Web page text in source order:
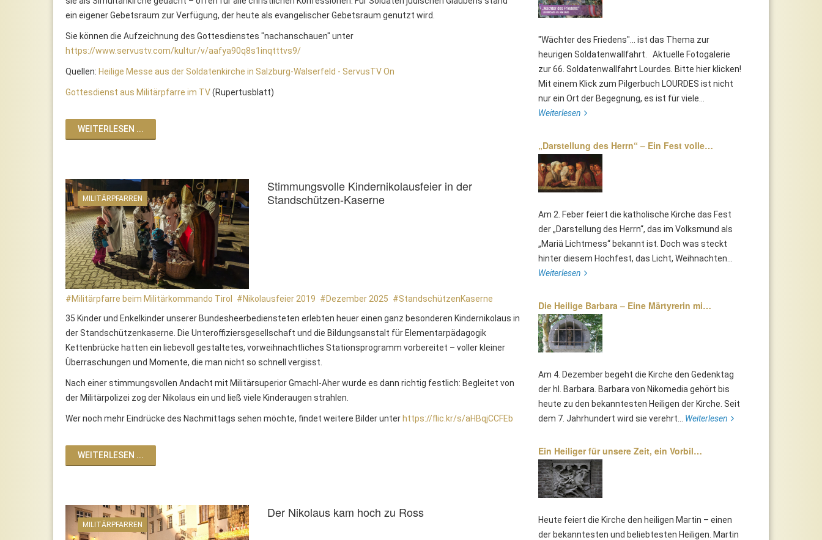
ein eigener Gebetsraum zur Verfügung, der heute als evangelischer Gebetsraum genutzt wird.
Sie können die Aufzeichnung des Gottesdienstes "nachanschauen" unter
https://www.servustv.com/kultur/v/aafya90q8s1inqtttvs9/
Quellen: Heilige Messe aus der Soldatenkirche in Salzburg-Walserfeld - ServusTV On
Gottesdienst aus Militärpfarre im TV(Rupertusblatt)
WEITERLESEN ...
MILITÄRPFARREN
Stimmungsvolle Kindernikolausfeier in der
Standschützen-Kaserne
Militärpfarre beim Militärkommando Tirol Nikolausfeier 2019 Dezember 2025
StandschützenKaserne
35 Kinder und Enkelkinder unserer Bundesheerbediensteten erlebten heuer einen ganz besonderen Kindernikolaus in
der Standschützenkaserne. Die Unteroffiziersgesellschaft und die Bildungsanstalt für Elementarpädagogik
Kettenbrücke hatten ein liebevoll gestaltetes, vorweihnachtliches Stationsprogramm vorbereitet – voller kleiner
Überraschungen und Momente, die man nicht so schnell vergisst.
Nach einer stimmungsvollen Andacht mit Militärsuperior Gmachl-Aher wurde es dann richtig festlich: Begleitet von
der Militärpolizei zog der Nikolaus ein und ließ viele Kinderaugen strahlen.
Wer noch mehr Eindrücke des Nachmittags sehen möchte, findet weitere Bilder unter https://flic.kr/s/aHBqjCCFEb
WEITERLESEN ...
MILITÄRPFARREN
Der Nikolaus kam hoch zu Ross
"Wächter des Friedens"... ist das Thema zur
heurigen Soldatenwallfahrt. Aktuelle Fotogalerie
zur 66. Soldatenwallfahrt Lourdes. Bitte hier klicken!
Mit einem Klick zum Pilgerbuch LOURDES ist nicht
nur ein Ort der Begegnung, es ist für viele...
Weiterlesen
„Darstellung des Herrn“ – Ein Fest volle…
Am 2. Feber feiert die katholische Kirche das Fest
der „Darstellung des Herrn“, das im Volksmund als
„Mariä Lichtmess“ bekannt ist. Doch was steckt
hinter diesem Hochfest, das Licht, Weihnachten...
Weiterlesen
Die Heilige Barbara – Eine Märtyrerin mi…
Am 4. Dezember begeht die Kirche den Gedenktag
der hl. Barbara. Barbara von Nikomedia gehört bis
heute zu den bekanntesten Heiligen der Kirche. Seit
dem 7. Jahrhundert wird sie verehrt... Weiterlesen
Ein Heiliger für unsere Zeit, ein Vorbil…
Heute feiert die Kirche den heiligen Martin – einen
der bekanntesten und beliebtesten Heiligen. Martin